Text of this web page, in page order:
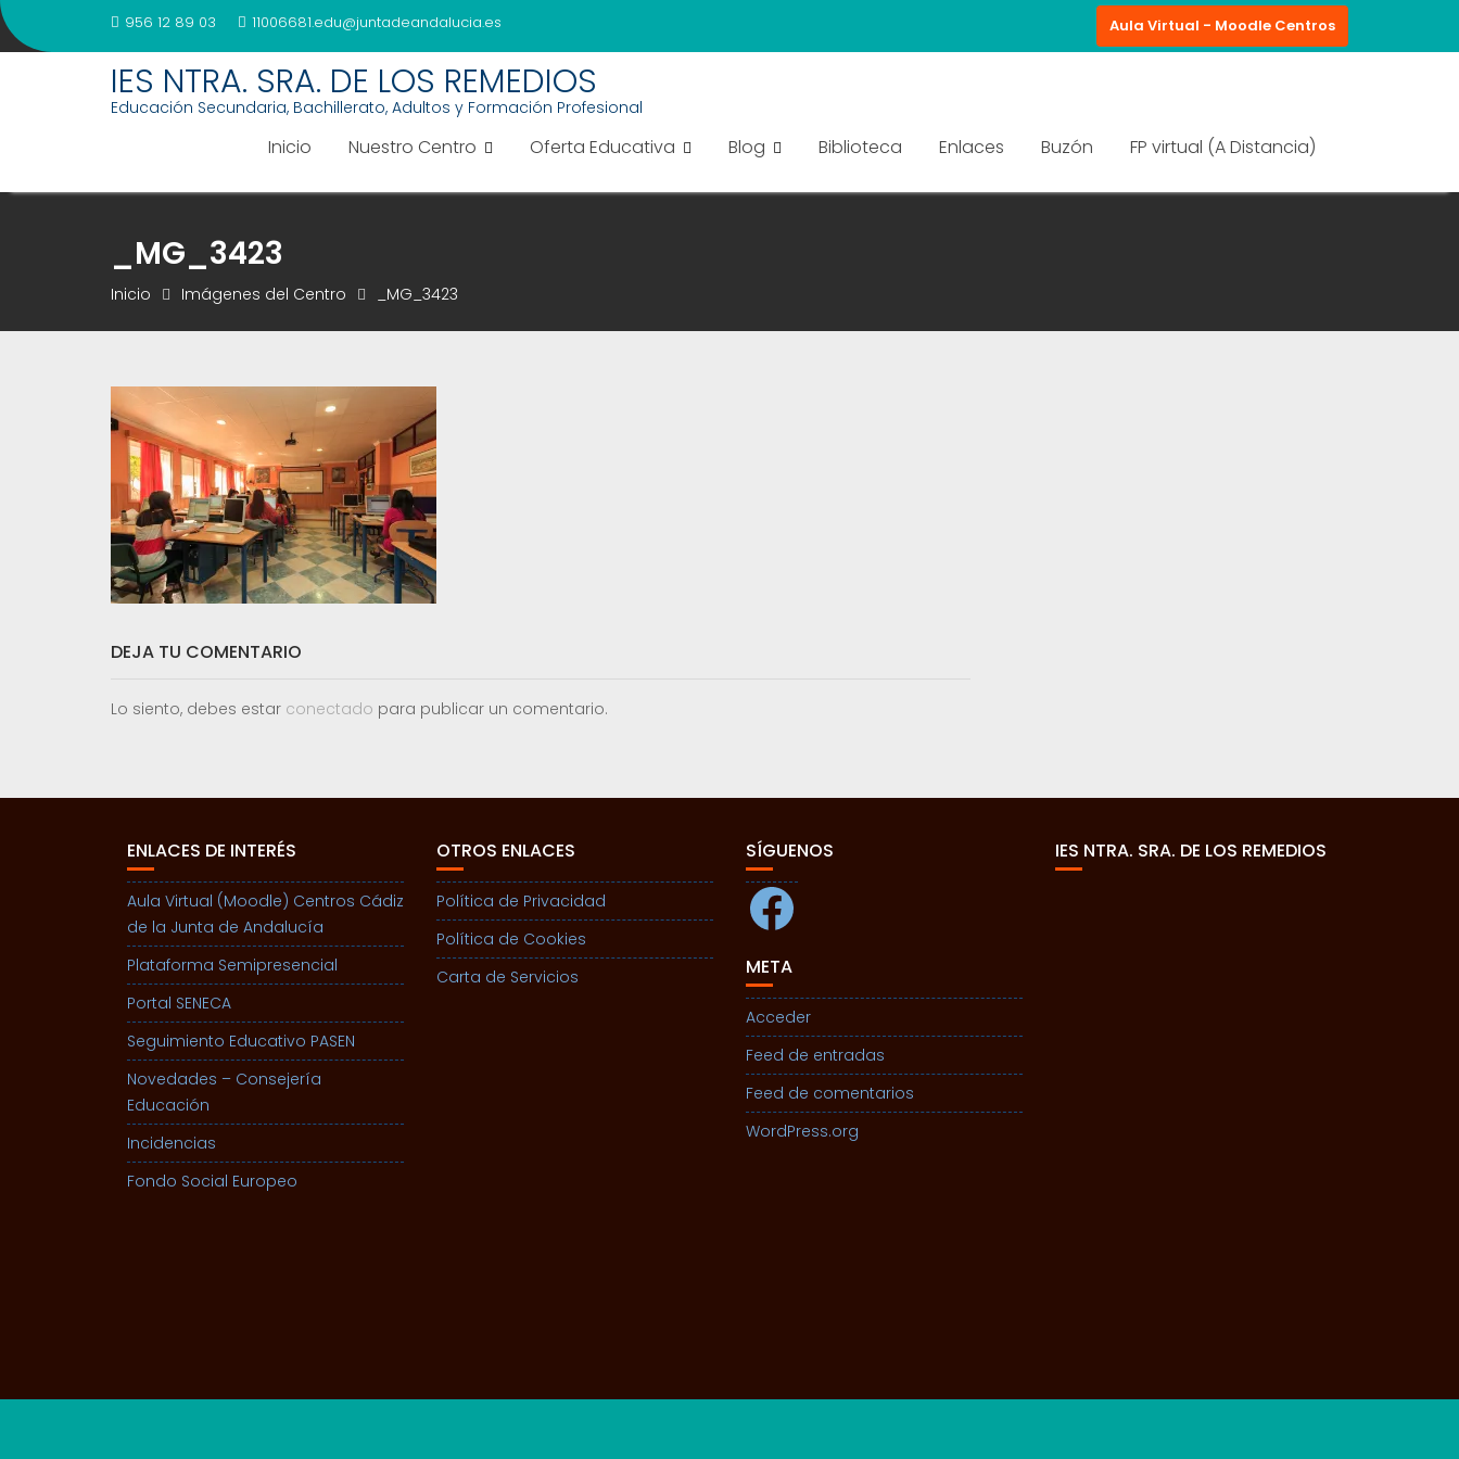
Saltar
al
956 12 89 03 11006681.edu@juntadeandalucia.es Aula Virtual - Moodle Centros
IES NTRA. SRA. DE LOS REMEDIOS
Educación Secundaria, Bachillerato, Adultos y Formación Profesional
Inicio Nuestro Centro Oferta Educativa Blog Biblioteca Enlaces Buzón FP virtual (A Distancia)
_MG_3423
Inicio Imágenes del Centro _MG_3423
DEJA TU COMENTARIO
Lo siento, debes estar conectado para publicar un comentario.
ENLACES DE INTERÉS
Aula Virtual (Moodle) Centros Cádiz
de la Junta de Andalucía
Plataforma Semipresencial
Portal SENECA
Seguimiento Educativo PASEN
Novedades – Consejería
Educación
Incidencias
Fondo Social Europeo
OTROS ENLACES
Política de Privacidad
Política de Cookies
Carta de Servicios
SÍGUENOS
Facebook
META
Acceder
Feed de entradas
Feed de comentarios
WordPress.org
IES NTRA. SRA. DE LOS REMEDIOS